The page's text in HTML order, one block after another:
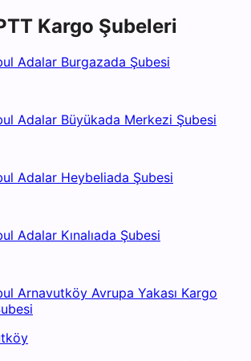
Kargo Şubeleri
Adalar Burgazada Şubesi
Adalar Büyükada Merkezi Şubesi
Adalar Heybeliada Şubesi
Adalar Kınalıada Şubesi
Arnavutköy Avrupa Yakası Kargo